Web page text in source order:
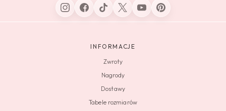
INFORMACJE
Zwroty
Nagrody
Dostawy
Tabele rozmiarów